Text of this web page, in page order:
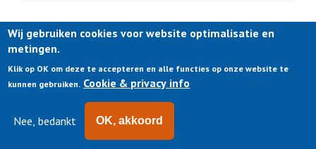
Wij gebruiken cookies voor website optimalisatie en
metingen.
Klik op OK om deze te accepteren en alle functies op onze website te
kunnen gebruiken. Cookie & privacy info
Nee, bedankt OK, akkoord